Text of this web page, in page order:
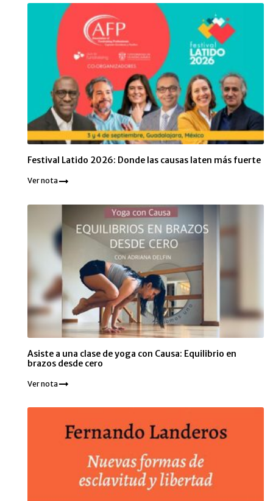
Festival Latido 2026: Donde las causas laten más fuerte
Ver nota
Asiste a una clase de yoga con Causa: Equilibrio en
brazos desde cero
Ver nota